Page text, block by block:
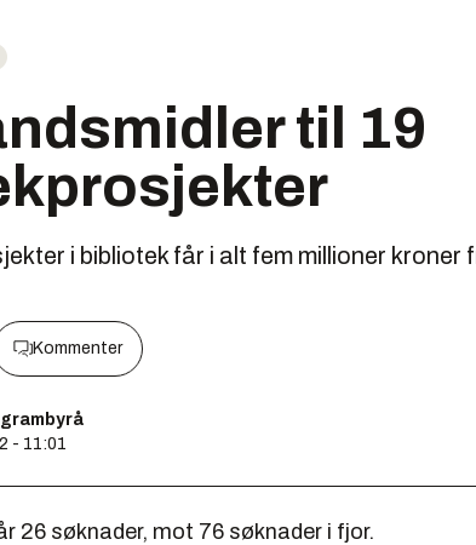
til 19
i bibliotek får i alt fem millioner
Kommenter
- 11:01
26 søknader, mot 76 søknader i fjor.